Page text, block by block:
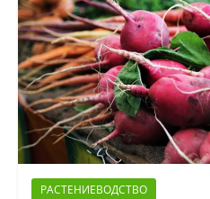
РАСТЕНИЕВОДСТВО